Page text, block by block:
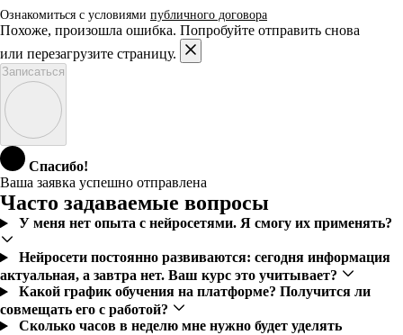
Ознакомиться с условиями публичного договора
Похоже, произошла ошибка. Попробуйте отправить снова
или перезагрузите страницу.
Записаться
Спасибо!
Ваша заявка успешно отправлена
Часто задаваемые вопросы
У меня нет опыта с нейросетями. Я смогу их применять?
Нейросети постоянно развиваются: сегодня информация
актуальная, а завтра нет. Ваш курс это учитывает?
Какой график обучения на платформе? Получится ли
совмещать его с работой?
Сколько часов в неделю мне нужно будет уделять